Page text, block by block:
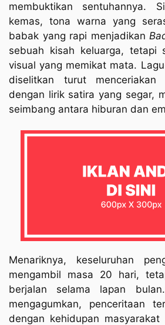
membuktikan sentuhannya.
kemas, tona warna yang
babak yang rapi menjadikan
sebuah kisah keluarga, tetapi
visual yang memikat mata.
diselitkan turut menceriakan
dengan lirik satira yang segar,
seimbang antara hiburan dan
Menariknya, keseluruhan
mengambil masa 20 hari,
berjalan selama lapan
mengagumkan, penceritaan
dengan kehidupan